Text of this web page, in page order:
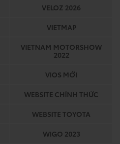
VELOZ 2026
VIETMAP
VIETNAM MOTORSHOW
2022
VIOS MỚI
WEBSITE CHÍNH THỨC
WEBSITE TOYOTA
WIGO 2023